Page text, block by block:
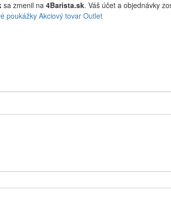
sa zmenil na 4Barista.sk. Váš účet a objednávky
poukážky Akciový tovar Outlet